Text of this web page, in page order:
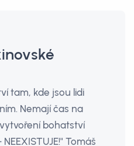
tam, kde jsou lidi
Nemají čas na
bohatství
Tomáš